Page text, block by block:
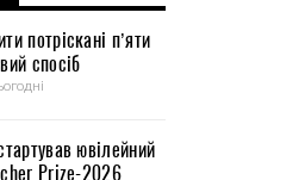
потріскані п’яти
спосіб
ювілейний
Prize-2026